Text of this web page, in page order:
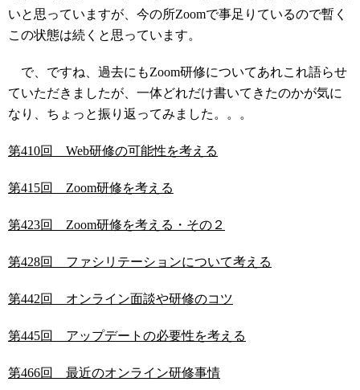
いと思っていますが、今の所Zoomで事足りているので暫く
この状態は続くと思っています。
で、ですね、過去にもZoom研修についてあれこれ語らせ
ていただきましたが、一体どれだけ書いてきたのかが気に
なり、ちょっと振り返ってみました。。。
第410回 Web研修の可能性を考える
第415回 Zoom研修を考える
第423回 Zoom研修を考える・その２
第428回 ファシリテーションについて考える
第442回 オンライン面談や研修のコツ
第445回 アップデートの必要性を考える
第466回 最近のオンライン研修事情